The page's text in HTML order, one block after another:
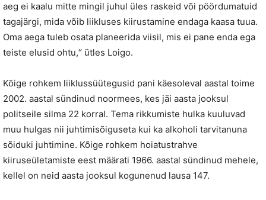
aeg ei kaalu mitte mingil juhul üles raskeid või pöördumatuid
tagajärgi, mida võib liikluses kiirustamine endaga kaasa tuua.
Oma aega tuleb osata planeerida viisil, mis ei pane enda ega
teiste elusid ohtu,“ ütles Loigo.
Kõige rohkem liiklussüütegusid pani käesoleval aastal toime
2002. aastal sündinud noormees, kes jäi aasta jooksul
politseile silma 22 korral. Tema rikkumiste hulka kuuluvad
muu hulgas nii juhtimisõiguseta kui ka alkoholi tarvitanuna
sõiduki juhtimine. Kõige rohkem hoiatustrahve
kiiruseületamiste eest määrati 1966. aastal sündinud mehele,
kellel on neid aasta jooksul kogunenud lausa 147.